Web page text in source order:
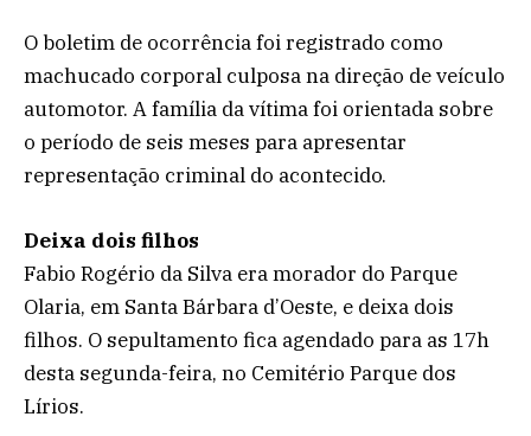
O boletim de ocorrência foi registrado como
machucado corporal culposa na direção de veículo
automotor. A família da vítima foi orientada sobre
o período de seis meses para apresentar
representação criminal do acontecido.
Deixa dois filhos
Fabio Rogério da Silva era morador do Parque
Olaria, em Santa Bárbara d’Oeste, e deixa dois
filhos. O sepultamento fica agendado para as 17h
desta segunda-feira, no Cemitério Parque dos
Lírios.